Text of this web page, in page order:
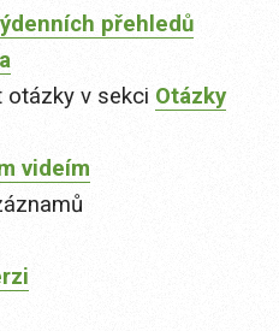
přehledů
otázky v sekci Otázky
videím